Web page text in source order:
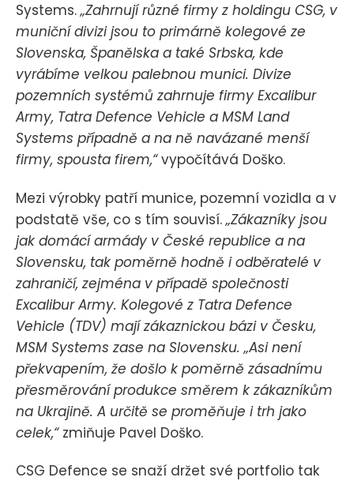
Systems.„Zahrnují různé firmy z holdingu CSG, v
muniční divizi jsou to primárně kolegové ze
Slovenska, Španělska a také Srbska, kde
vyrábíme velkou palebnou munici. Divize
pozemních systémů zahrnuje firmy Excalibur
Army, Tatra Defence Vehicle a MSM Land
Systems případně a na ně navázané menší
firmy, spousta firem,“vypočítává Doško.
Mezi výrobky patří munice, pozemní vozidla a v
podstatě vše, co s tím souvisí.„Zákazníky jsou
jak domácí armády v České republice a na
Slovensku, tak poměrně hodně i odběratelé v
zahraničí, zejména v případě společnosti
Excalibur Army. Kolegové z Tatra Defence
Vehicle (TDV) mají zákaznickou bázi v Česku,
MSM Systems zase na Slovensku. „Asi není
překvapením, že došlo k poměrně zásadnímu
přesměrování produkce směrem k zákazníkům
na Ukrajině. A určitě se proměňuje i trh jako
celek,“zmiňuje Pavel Doško.
CSG Defence se snaží držet své portfolio tak